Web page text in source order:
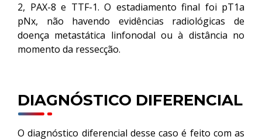
2, PAX-8 e TTF-1. O estadiamento final foi pT1a
pNx, não havendo evidências radiológicas de
doença metastática linfonodal ou à distância no
momento da ressecção.
DIAGNÓSTICO DIFERENCIAL
O diagnóstico diferencial desse caso é feito com as